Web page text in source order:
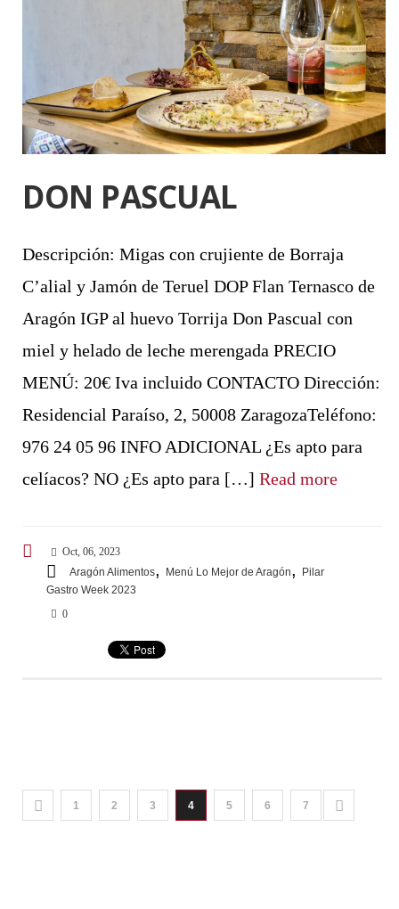
DON PASCUAL
Descripción: Migas con crujiente de Borraja
C’alial y Jamón de Teruel DOP Flan Ternasco de
Aragón IGP al huevo Torrija Don Pascual con
miel y helado de leche merengada PRECIO
MENÚ: 20€ Iva incluido CONTACTO Dirección:
Residencial Paraíso, 2, 50008 ZaragozaTeléfono:
976 24 05 96 INFO ADICIONAL ¿Es apto para
celíacos? NO ¿Es apto para […] Read more
Oct, 06, 2023
Aragón Alimentos, Menú Lo Mejor de Aragón,
Pilar
Gastro Week 2023
0
1 2 3 4 5 6 7